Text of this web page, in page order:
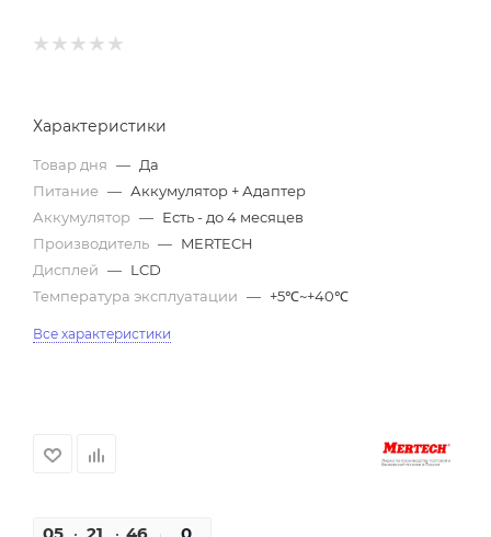
Характеристики
Товар дня — Да
Питание — Аккумулятор + Адаптер
Аккумулятор — Есть - до 4 месяцев
Производитель — MERTECH
Дисплей — LCD
Температура эксплуатации — +5℃~+40℃
Все характеристики